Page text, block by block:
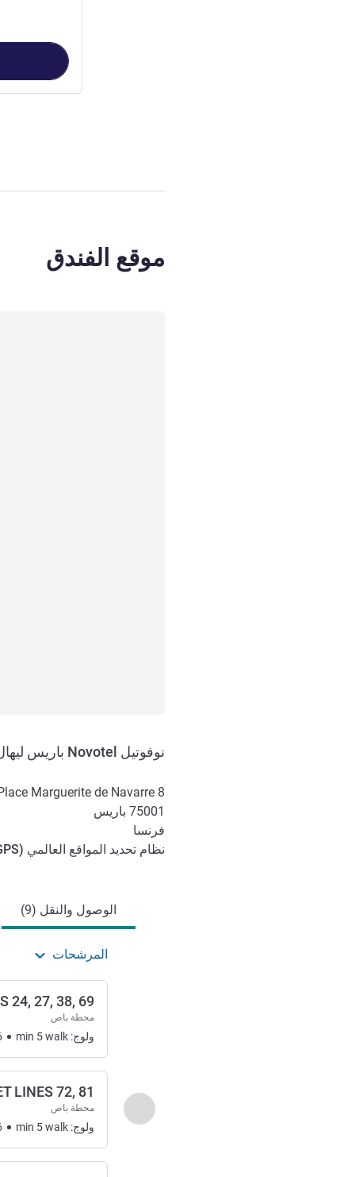
موقع الفندق
نوفوتيل Novotel باريس ليهال
8 Place Marguerite de Navarre
75001 باريس
فرنسا
نظام تحديد المواقع العالمي (
الوصول والنقل (9)
المرشحات
السابق - الوصول والنقل
24, 27, 38, 69
محطة باص
ولوج: min 5walk
LINES 72, 81
محطة باص
ولوج: min 5walk